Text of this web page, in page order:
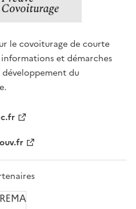
le covoiturage de courte
et démarches
développement du